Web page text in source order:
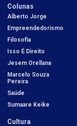
Colunas
Alberto Jorge
Empreendedorismo
Filosofia
Isso É Direito
Jesem Orellana
Marcelo Souza
Pereira
Saúde
Sumaare Keike
Cultura